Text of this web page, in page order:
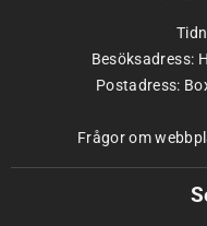
Besöksadress:
Postadress:
Frågor om